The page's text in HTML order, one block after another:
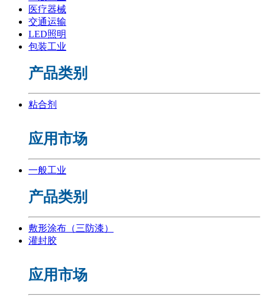
医疗器械
交通运输
LED照明
包装工业
产品类别
粘合剂
应用市场
一般工业
产品类别
敷形涂布（三防漆）
灌封胶
应用市场